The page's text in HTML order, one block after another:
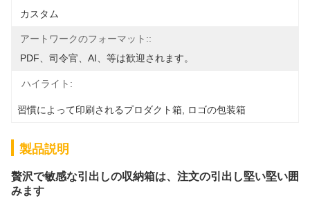
カスタム
アートワークのフォーマット::
PDF、司令官、AI、等は歓迎されます。
ハイライト:
習慣によって印刷されるプロダクト箱 ロゴの包装箱
製品説明
贅沢で敏感な引出しの収納箱は、注文の引出し堅い堅い囲
みます